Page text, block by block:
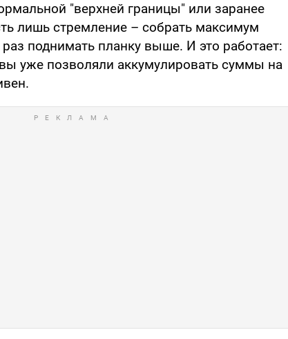
"верхней границы" или заранее
лишь стремление – собрать максимум
поднимать планку выше. И это работает:
уже позволяли аккумулировать суммы на